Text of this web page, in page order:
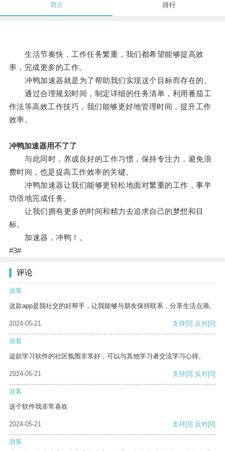
简介 排行
生活节奏快，工作任务繁重，我们都希望能够提高效
率，完成更多的工作。
冲鸭加速器就是为了帮助我们实现这个目标而存在的。
通过合理规划时间，制定详细的任务清单，利用番茄工
作法等高效工作技巧，我们能够更好地管理时间，提升工作
效率。
冲鸭加速器用不了了
与此同时，养成良好的工作习惯，保持专注力，避免浪
费时间，也是提高工作效率的关键。
冲鸭加速器让我们能够更轻松地面对繁重的工作，事半
功倍地完成任务。
让我们拥有更多的时间和精力去追求自己的梦想和目
标。
加速器，冲鸭！。
#3#
评论
游客
这款app是我社交的好帮手，让我能够与朋友保持联系，分享生活点滴。
2024-05-21 支持[0] 反对[0]
游客
这款学习软件的社区氛围非常好，可以与其他学习者交流学习心得。
2024-05-21 支持[0] 反对[0]
游客
这个软件我非常喜欢
2024-05-21 支持[0] 反对[0]
游客